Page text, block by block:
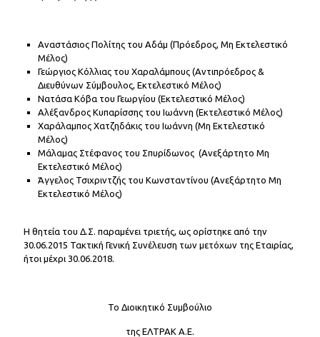
Αvαστάσιoς Πoλίτης του Αδάμ (Πρόεδρος, Μη Εκτελεστικό
Μέλος)
Γεώργιoς Κόλλιας του Χαραλάμπους (Αντιπρόεδρος &
Διευθύνων Σύμβουλος, Εκτελεστικό Μέλος)
Νατάσα Κόβα του Γεωργίου (Εκτελεστικό Μέλος)
Αλέξανδρος Κυπαρίσσης του Ιωάννη (Εκτελεστικό Μέλος)
Χαράλαμπος Χατζηδάκις του Ιωάννη (Μη Εκτελεστικό
Μέλος)
Μάλαμας Στέφανος του Σπυρίδωνος (Ανεξάρτητο Μη
Εκτελεστικό Μέλος)
Άγγελος Τσιχριντζής του Κωνσταντίνου (Ανεξάρτητο Μη
Εκτελεστικό Μέλος)
Η θητεία του Δ.Σ. παραμένει τριετής, ως ορίστηκε από την
30.06.2015 Τακτική Γενική Συνέλευση των μετόχων της Εταιρίας,
ήτοι μέχρι 30.06.2018.
Το Διοικητικό Συμβούλιο
της ΕΛΤΡΑΚ Α.Ε.